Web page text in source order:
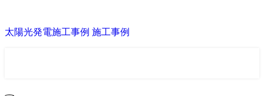
太陽光発電施工事例 施工事例